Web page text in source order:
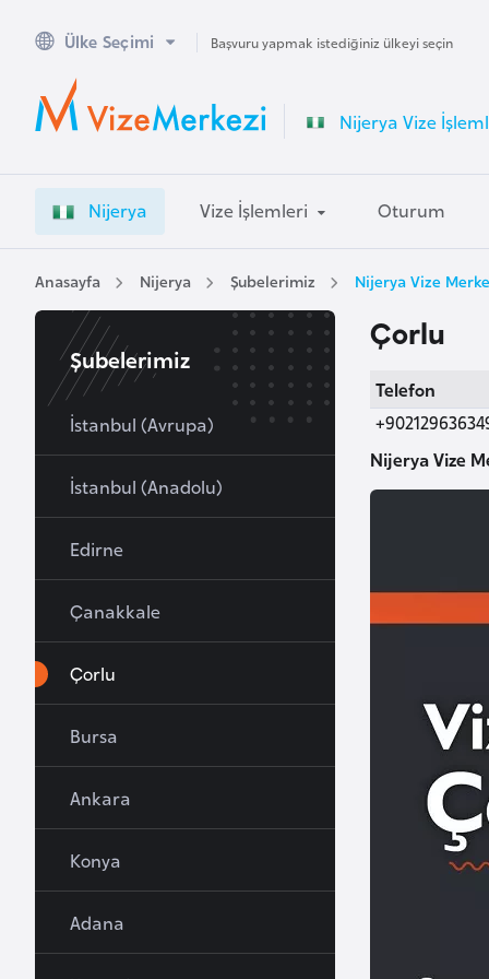
Ülke Seçimi Başvuru yapmak istediğiniz ülkeyi seçin
Nijerya Vize
Nijerya Vize İşlemleri Oturum
Anasayfa Nijerya Şubelerimiz Nijerya Vize
Çorlu
Telefon
Nijerya Vize
Şubelerimiz
İstanbul (Avrupa)
İstanbul (Anadolu)
Edirne
Çanakkale
Çorlu
Bursa
Ankara
Konya
Adana
A
u
s
a
l
A
u
s
t
y
z
r
b
a
y
c
a
n